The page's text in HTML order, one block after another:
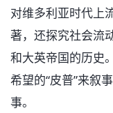
对维多利亚时代上
著，还探究社会流
和大英帝国的历
希望的“皮普”来叙
事。